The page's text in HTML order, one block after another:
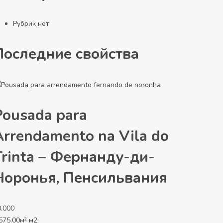
Рубрик нет
свойства
para
na Vila do
– Фернанду-ди-
Пенсильвания
м2: